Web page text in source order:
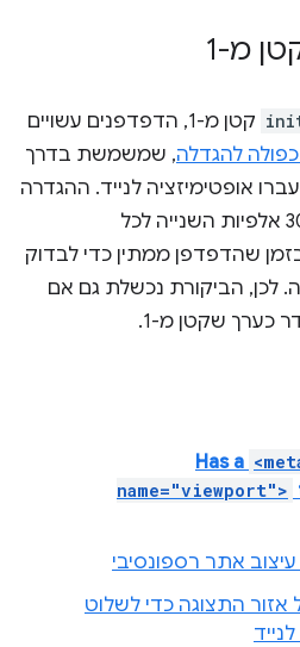
קטן מ-1, הדפדפנים עשויים
להגדלה, שמשמשת בדרך
אופטימיזציה לנייד. ההגדרה
הזו מוסיפה השהיה של 300 אלפיות השנייה לכל
שהדפדפן ממתין כדי לבדוק
הביקורת נכשלת גם אם
Has a
name="viewport">
אתר רספונסיבי
התצוגה כדי לשלוט